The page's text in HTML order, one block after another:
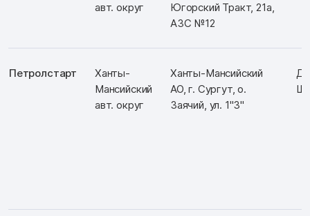
авт. округ
Югорский Тракт, 21а,
АЗС №12
Петролстарт
Ханты-
Мансийский
авт. округ
Ханты-Мансийский
АО, г. Сургут, о.
Заячий, ул. 1"З"
Д:
Ш: